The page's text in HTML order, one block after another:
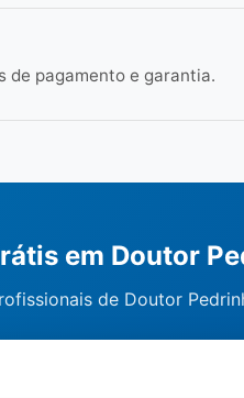
de pagamento e garantia.
em Doutor
de Doutor